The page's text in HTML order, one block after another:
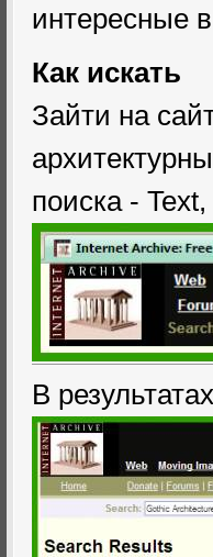
интересные в
Как искать
Зайти на
поиска -
В